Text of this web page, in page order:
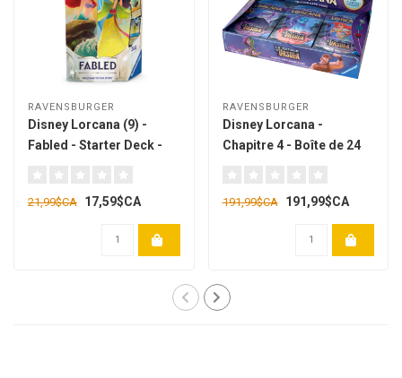
RAVENSBURGER
Disney Lorcana (9) -
Fabled - Starter Deck -
21,99$CA 17,59$CA
RAVENSBURGER
Disney Lorcana -
Chapitre 4 - Boîte de 24
191,99$CA 191,99$CA